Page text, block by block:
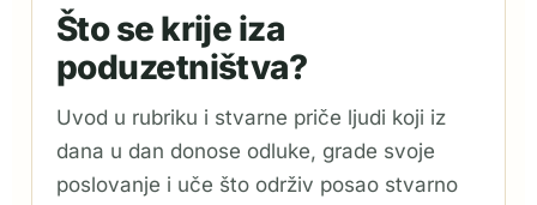
Što se krije iza
poduzetništva?
Uvod u rubriku i stvarne priče ljudi koji iz
dana u dan donose odluke, grade svoje
poslovanje i uče što održiv posao stvarno